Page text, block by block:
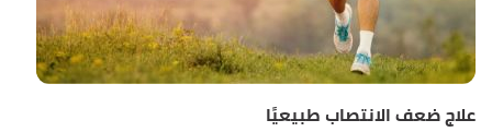
علاج ضعف الانتصاب طبيعيًا